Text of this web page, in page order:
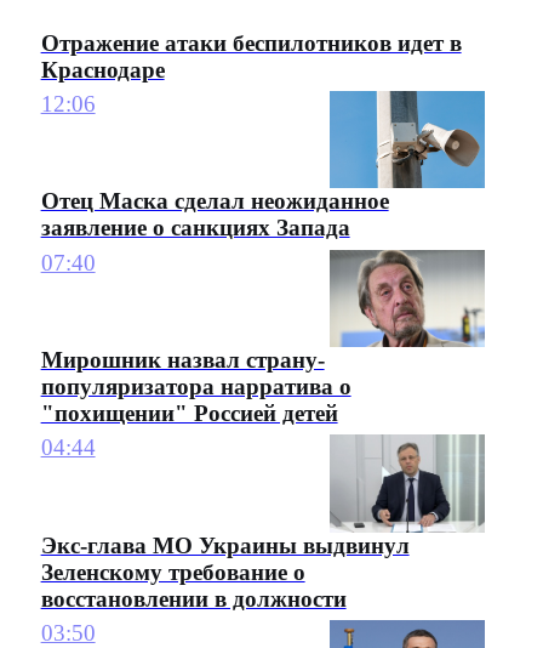
Отражение атаки беспилотников идет в
Краснодаре
12:06
Отец Маска сделал неожиданное
заявление о санкциях Запада
07:40
Мирошник назвал страну-
популяризатора нарратива о
"похищении" Россией детей
04:44
Экс-глава МО Украины выдвинул
Зеленскому требование о
восстановлении в должности
03:50